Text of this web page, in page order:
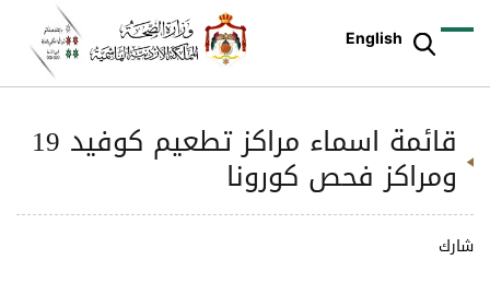
English
قائمة اسماء مراكز تطعيم كوفيد 19
ومراكز فحص كورونا
شارك